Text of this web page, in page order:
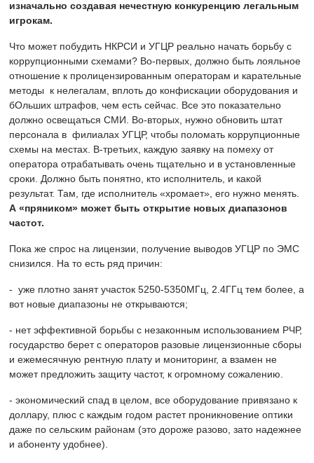
изначально создавая нечестную конкуренцию легальным
игрокам.
Что может побудить НКРСИ и УГЦР реально начать борьбу с
коррупционными схемами? Во-первых, должно быть лояльное
отношение к пролицензированным операторам и карательные
методы к нелегалам, вплоть до конфискации оборудования и
бОльших штрафов, чем есть сейчас. Все это показательно
должно освещаться СМИ. Во-вторых, нужно обновить штат
персонала в филиалах УГЦР, чтобы поломать коррупционные
схемы на местах. В-третьих, каждую заявку на помеху от
оператора отрабатывать очень тщательно и в установленные
сроки. Должно быть понятно, кто исполнитель, и какой
результат. Там, где исполнитель «хромает», его нужно менять.
А «пряником» может быть открытие новых диапазонов
частот.
Пока же спрос на лицензии, получение выводов УГЦР по ЭМС
снизился. На то есть ряд причин:
- уже плотно занят участок 5250-5350МГц, 2.4ГГц тем более, а
вот новые диапазоны не открываются;
- нет эффективной борьбы с незаконным использованием РЧР,
государство берет с операторов разовые лицензионные сборы
и ежемесячную рентную плату и мониторинг, а взамен не
может предложить защиту частот, к огромному сожалению.
- экономический спад в целом, все оборудование привязано к
доллару, плюс с каждым годом растет проникновение оптики
даже по сельским районам (это дороже разово, зато надежнее
и абоненту удобнее).